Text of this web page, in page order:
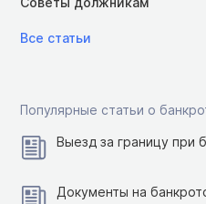
Все статьи
Популярные статьи о
Выезд за границу при
Документы на